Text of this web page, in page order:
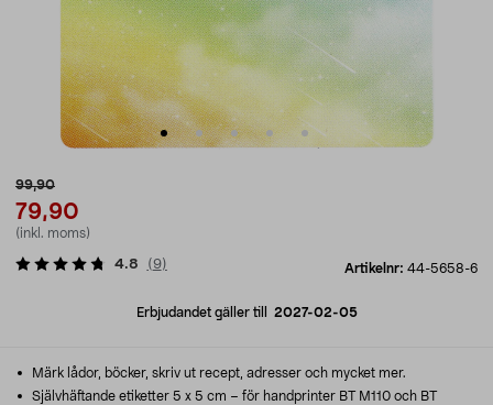
99,90
79,90
(inkl. moms)
Artikelnr: 44-5658-6
4.8 (9)
Erbjudandet gäller till 2027-02-05
Märk lådor, böcker, skriv ut recept, adresser och mycket mer.
Självhäftande etiketter 5 x 5 cm – för handprinter BT M110 och BT